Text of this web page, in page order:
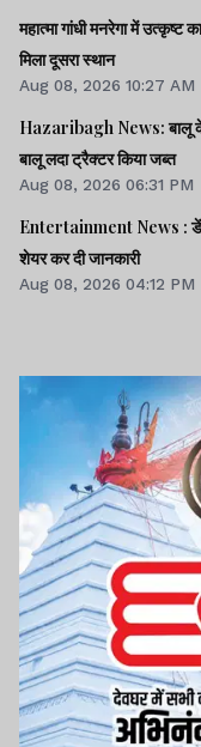
महात्मा गांधी मनरेगा में उत्कृष्ट
मिला दूसरा स्थान
Aug 08, 2026 10:27 AM
Hazaribagh News: बालू के
बालू लदा ट्रैक्टर किया जब्त
Aug 08, 2026 06:31 PM
Entertainment News :
शेयर कर दी जानकारी
Aug 08, 2026 04:12 PM